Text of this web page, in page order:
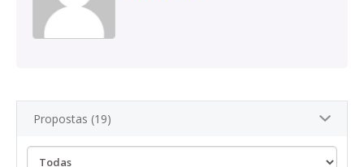
Propostas (19)